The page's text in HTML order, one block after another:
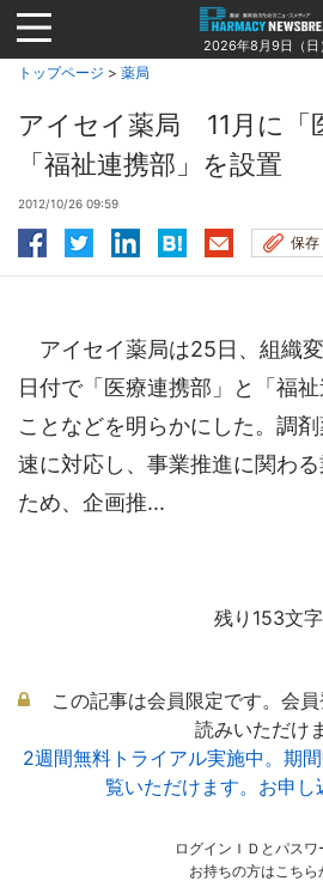
Jump
to
navigation
2026年8月9日（日）
トップページ > 薬局
アイセイ薬局 11月に「
「福祉連携部」を設置
2012/10/26 09:59
保存
アイセイ薬局は25日、組織変
日付で「医療連携部」と「福
ことなどを明らかにした。調
速に対応し、事業推進に関わ
ため、企画推...
残り153文字
この記事は会員限定です。会
読みいただけ
2週間無料トライアル実施中。期
覧いただけます。お申し
ログインＩＤとパスワ
お持ちの方はこちら